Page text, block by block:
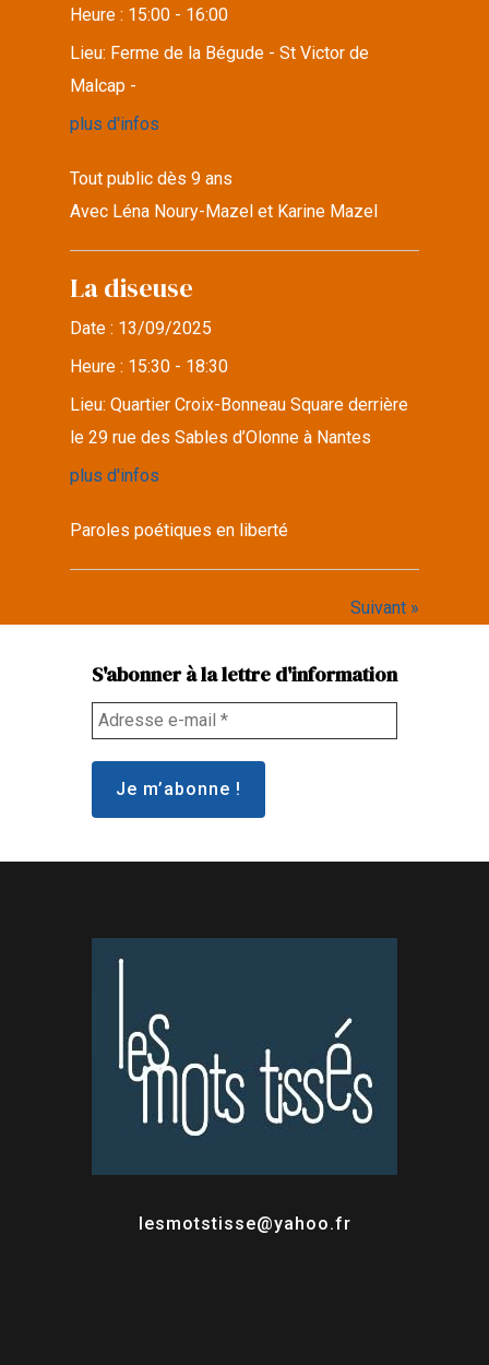
Heure : 15:00 - 16:00
Lieu: Ferme de la Bégude - St Victor de
Malcap -
plus d'infos
Tout public dès 9 ans
Avec Léna Noury-Mazel et Karine Mazel
La diseuse
Date : 13/09/2025
Heure : 15:30 - 18:30
Lieu:Quartier Croix-Bonneau Square derrière
le 29 rue des Sables d’Olonne à Nantes
plus d'infos
Paroles poétiques en liberté
Suivant »
S'abonner à la lettre d'information
lesmotstisse@yahoo.fr